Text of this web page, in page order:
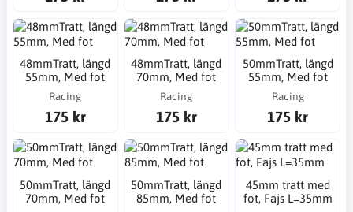
48mmTratt, längd
55mm, Med fot
Racing
175 kr
48mmTratt, längd
70mm, Med fot
Racing
175 kr
50mmTratt, längd
55mm, Med fot
Racing
175 kr
50mmTratt, längd
70mm, Med fot
50mmTratt, längd
85mm, Med fot
45mm tratt med
fot, Fajs L=35mm